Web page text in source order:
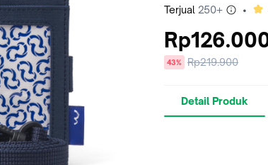
Terjual 250+ •
diskon
43%
Harga
Rp219.900
Detail Produk